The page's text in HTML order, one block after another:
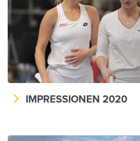
IMPRESSIONEN 2020